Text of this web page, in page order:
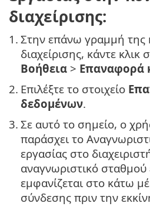
διαχείρισης:
1. Στην επάνω γραμμή της
διαχείρισης, κάντε κλικ
Βοήθεια > Επαναφορά
2. Επιλέξτε το στοιχείο
δεδομένων.
3. Σε αυτό το σημείο, ο
παράσχει το
εργασίας στο
αναγνωριστικό σταθμού
εμφανίζεται στο κάτω
σύνδεσης πριν την